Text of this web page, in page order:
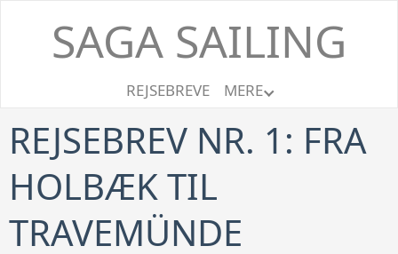
SAGA SAILING
REJSEBREVE MERE
REJSEBREV NR. 1: FRA
HOLBÆK TIL
TRAVEMÜNDE